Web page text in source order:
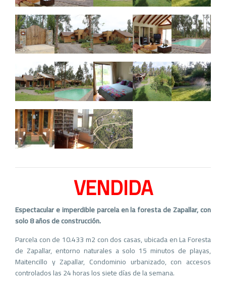
VENDIDA
Espectacular e imperdible parcela en la foresta de Zapallar, con
solo 8 años de construcción.
Parcela con de 10.433 m2 con dos casas, ubicada en La Foresta
de Zapallar, entorno naturales a solo 15 minutos de playas,
Maitencillo y Zapallar, Condominio urbanizado, con accesos
controlados las 24 horas los siete días de la semana.